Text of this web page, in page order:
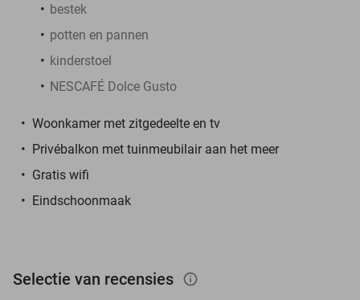
bestek
potten en pannen
kinderstoel
NESCAFÉ Dolce Gusto
Woonkamer met zitgedeelte en tv
Privébalkon met tuinmeubilair aan het meer
Gratis wifi
Eindschoonmaak
Selectie van recensies info_outlined